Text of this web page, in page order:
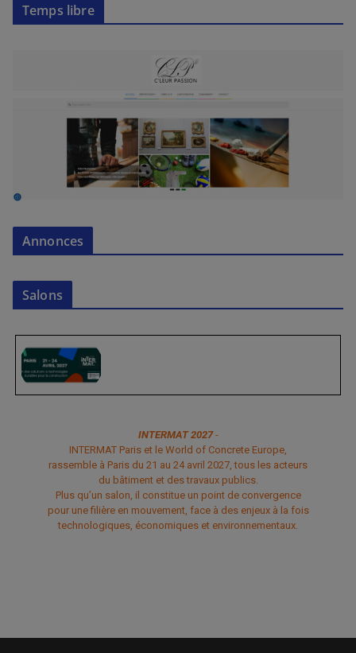
Temps libre
Annonces
Salons
INTERMAT 2027-
INTERMAT Paris et le World of Concrete Europe,
rassemble à Paris du 21 au 24 avril 2027, tous les acteurs
du bâtiment et des travaux publics.
Plus qu’un salon, il constitue un point de convergence
pour une filière en mouvement, face à des enjeux à la fois
technologiques, économiques et environnementaux.